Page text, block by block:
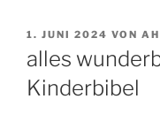
VERÖFFENTLICHT
AM
1. JUNI 2024 VON
alles
Kinderbibel